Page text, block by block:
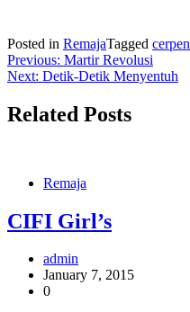
Posted in RemajaTagged cerpen
Post
navigation
Previous: Martir Revolusi
Next: Detik-Detik Menyentuh
Related Posts
Remaja
CIFI Girl’s
admin
January 7, 2015
0